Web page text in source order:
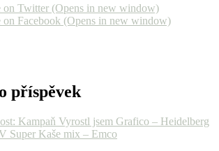
on Twitter (Opens in new window)
on Facebook (Opens in new window)
příspěvek
Kampaň Vyrostl jsem Grafico – Heidelberg
Super Kaše mix – Emco